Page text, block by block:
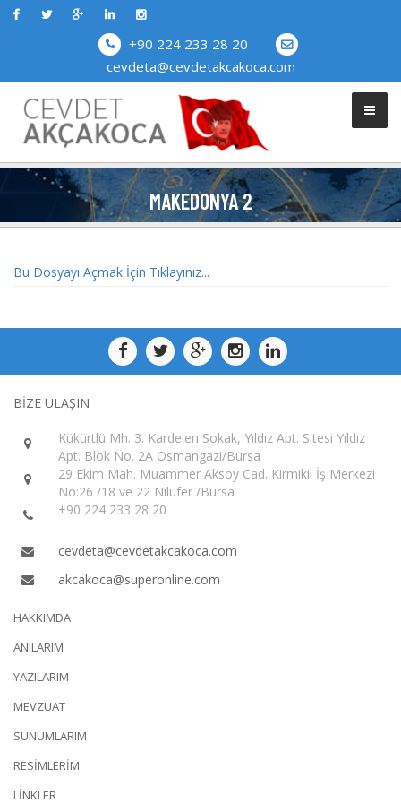
+90 224 233 28 20
cevdeta@cevdetakcakoca.com
MAKEDONYA 2
Bu Dosyayı Açmak İçin Tıklayınız...
BİZE ULAŞIN
Kükürtlü Mh. 3. Kardelen Sokak, Yıldız Apt. Sitesi Yıldız
Apt. Blok No. 2A Osmangazi/Bursa
29 Ekim Mah. Muammer Aksoy Cad. Kirmikil İş Merkezi
No:26 /18 ve 22 Nilüfer /Bursa
+90 224 233 28 20
cevdeta@cevdetakcakoca.com
akcakoca@superonline.com
HAKKIMDA
ANILARIM
YAZILARIM
MEVZUAT
SUNUMLARIM
RESİMLERİM
LİNKLER